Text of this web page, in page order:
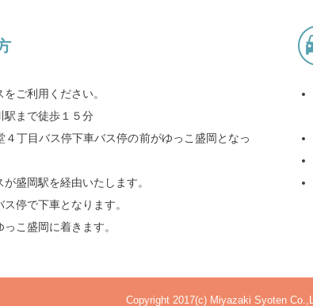
ご利用ください。
まで徒歩１５分
丁目バス停下車バス停の前がゆっこ盛岡となっ
盛岡駅を経由いたします。
ス停で下車となります。
こ盛岡に着きます。
Copyright 2017(c) Miyazaki Syoten